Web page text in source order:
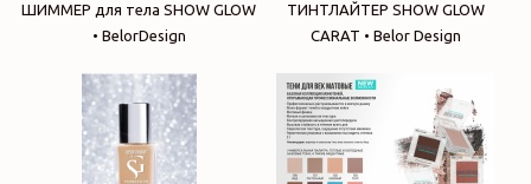
ШИММЕР для тела SHOW GLOW
• BelorDesign
ТИНТЛАЙТЕР SHOW GLOW
CARAT • Belor Design